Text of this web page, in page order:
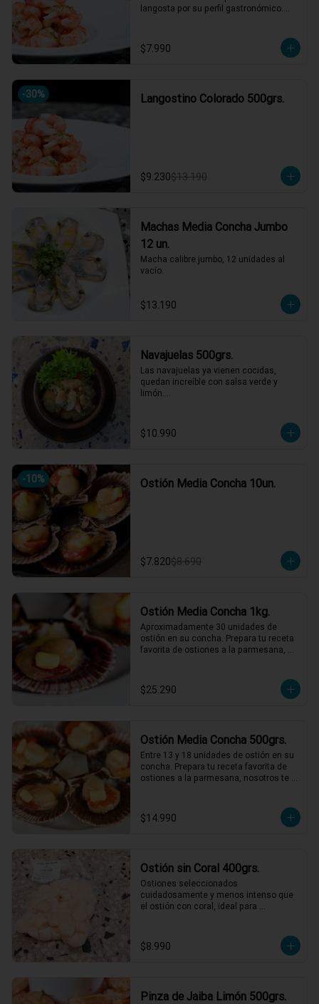
langosta por su perfil gastronómico.
$7.990
-30% Langostino Colorado 500grs.
$9.230$13.190
Machas Media Concha Jumbo
12 un.
Macha calibre jumbo, 12 unidades al
vacío.
$13.190
Navajuelas 500grs.
Las navajuelas ya vienen cocidas,
quedan increíble con salsa verde y
limón.
$10.990
-10% Ostión Media Concha 10un.
$7.820$8.690
Ostión Media Concha 1kg.
Aproximadamente 30 unidades de
ostión en su concha. Prepara tu receta
favorita de ostiones a la parmesana,
$25.290
Ostión Media Concha 500grs.
Entre 13 y 18 unidades de ostión en su
concha. Prepara tu receta favorita de
ostiones a la parmesana, nosotros te
$14.990
Ostión sin Coral 400grs.
Ostiones seleccionados
cuidadosamente y menos intenso que
el ostión con coral, ideal para
$8.990
Pinza de Jaiba Limón 500grs.